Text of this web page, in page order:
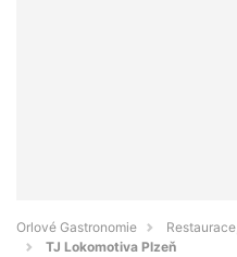
Orlové Gastronomie
TJ Lokomotiva Plzeň